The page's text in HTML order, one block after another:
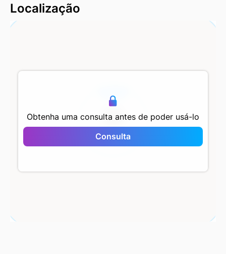
Localização
Obtenha uma consulta antes de poder usá-lo
Consulta
Mimar Sinan Evleri